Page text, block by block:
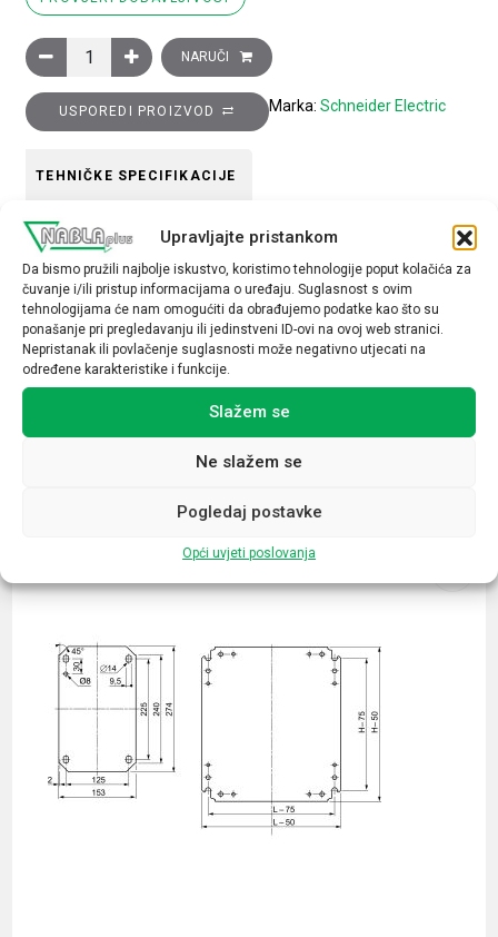
Upravljajte pristankom
Da bismo pružili najbolje iskustvo, koristimo tehnologije poput kolačića za
čuvanje i/ili pristup informacijama o uređaju. Suglasnost s ovim
tehnologijama će nam omogućiti da obrađujemo podatke kao što su
ponašanje pri pregledavanju ili jedinstveni ID-ovi na ovoj web stranici.
Nepristanak ili povlačenje suglasnosti može negativno utjecati na
određene karakteristike i funkcije.
Slažem se
Ne slažem se
Pogledaj postavke
Opći uvjeti poslovanja
Glava bijelog upuštenog svjetlećeg tipkala promjera 22,
NARUČI
USPOREDI PROIZVOD Marka: Schneider Electric
TEHNIČKE SPECIFIKACIJE
Boja
Bijela
Tip opreme
glava tipkala